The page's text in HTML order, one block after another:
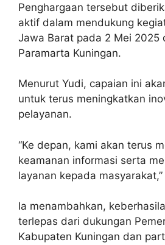
Penghargaan tersebut
aktif dalam mendukung
Jawa Barat pada 2 Mei 2025
Paramarta Kuningan.
Menurut Yudi, capaian ini
untuk terus meningkatkan
pelayanan.
“Ke depan, kami akan terus
keamanan informasi serta
layanan kepada
Ia menambahkan,
terlepas dari dukungan
Kabupaten Kuningan dan